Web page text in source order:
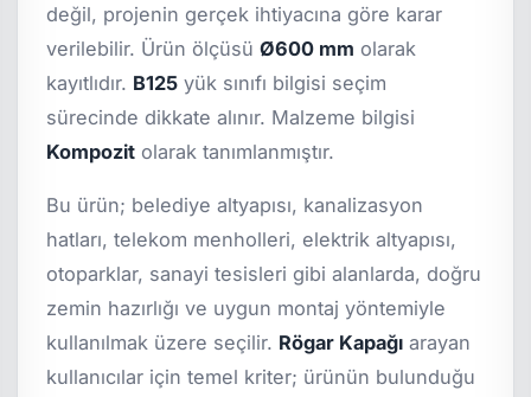
değil, projenin gerçek ihtiyacına göre karar
verilebilir. Ürün ölçüsüØ600 mm olarak
kayıtlıdır. B125 yük sınıfı bilgisi seçim
sürecinde dikkate alınır. Malzeme bilgisi
Kompozit olarak tanımlanmıştır.
Bu ürün; belediye altyapısı, kanalizasyon
hatları, telekom menholleri, elektrik altyapısı,
otoparklar, sanayi tesisleri gibi alanlarda, doğru
zemin hazırlığı ve uygun montaj yöntemiyle
kullanılmak üzere seçilir. Rögar Kapağı arayan
kullanıcılar için temel kriter; ürünün bulunduğu